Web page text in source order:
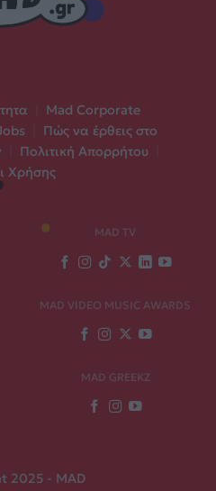
Mad Corporate
Πώς να έρθεις στο
Πολιτική Απορρήτου
Χρήσης
MAD TV
MAD VIDEO MUSIC AWARDS
MAD GREEKZ
2025 - MAD